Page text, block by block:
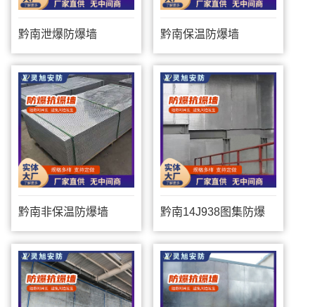
黔南泄爆防爆墙 黔南保温防爆墙
黔南非保温防爆墙 黔南14J938图集防爆
墙